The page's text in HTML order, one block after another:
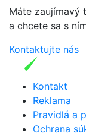
Máte zaujímavý
a chcete sa s
Kontaktujte nás
Kontakt
Reklama
Pravidlá a
Ochrana